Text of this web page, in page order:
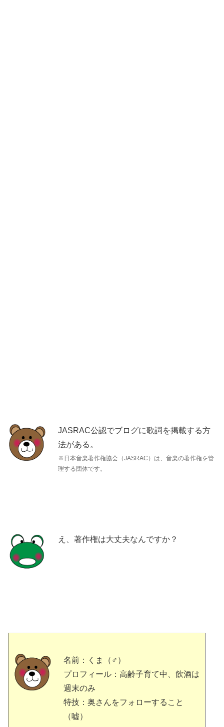
JASRAC公認でブログに歌詞を掲載する方
法がある。
※日本音楽著作権協会（JASRAC）は、音楽の著作権を管
理する団体です。
え、著作権は大丈夫なんですか？
名前：くま（♂）
プロフィール：高齢子育て中、飲酒は
週末のみ
特技：奥さんをフォローすること
（嘘）